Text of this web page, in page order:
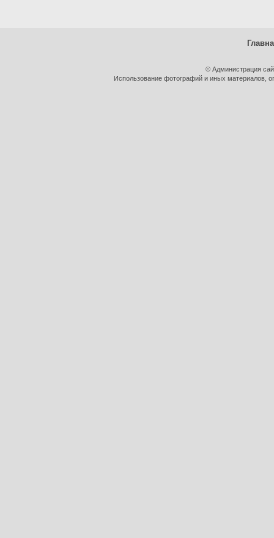
© Администрация
Использование фотографий и иных материалов,